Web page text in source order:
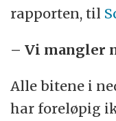
rapporten, til
– Vi mangler
Alle bitene i
har foreløpig